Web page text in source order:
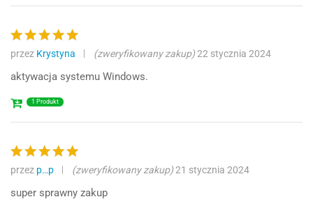
Oceniono
5na 5
przez Krystyna (zweryfikowany zakup)22 stycznia 2024
aktywacja systemu Windows.
1 Produkt
Oceniono
5na 5
przez p…p (zweryfikowany zakup)21 stycznia 2024
super sprawny zakup